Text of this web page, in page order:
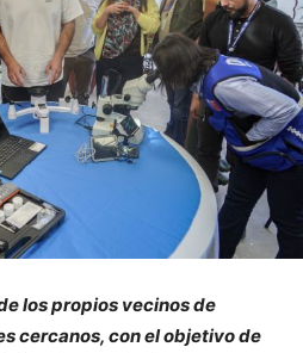
los propios vecinos de
cercanos, con el objetivo de